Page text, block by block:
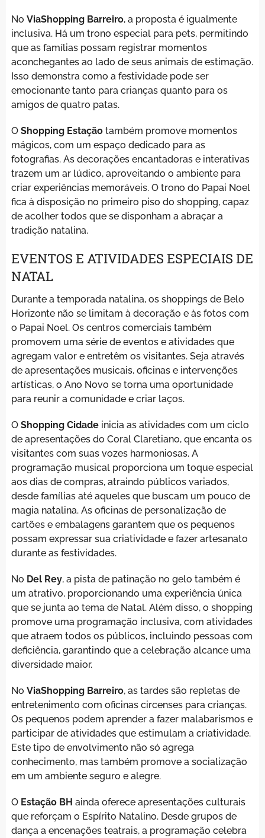
No ViaShopping Barreiro, a proposta é igualmente
inclusiva. Há um trono especial para pets, permitindo
que as famílias possam registrar momentos
aconchegantes ao lado de seus animais de estimação.
Isso demonstra como a festividade pode ser
emocionante tanto para crianças quanto para os
amigos de quatro patas.
O Shopping Estaçãotambém promove momentos
mágicos, com um espaço dedicado para as
fotografias. As decorações encantadoras e interativas
trazem um ar lúdico, aproveitando o ambiente para
criar experiências memoráveis. O trono do Papai Noel
fica à disposição no primeiro piso do shopping, capaz
de acolher todos que se disponham a abraçar a
tradição natalina.
EVENTOS E ATIVIDADES ESPECIAIS DE
NATAL
Durante a temporada natalina, os shoppings de Belo
Horizonte não se limitam à decoração e às fotos com
o Papai Noel. Os centros comerciais também
promovem uma série de eventos e atividades que
agregam valor e entretêm os visitantes. Seja através
de apresentações musicais, oficinas e intervenções
artísticas, o Ano Novo se torna uma oportunidade
para reunir a comunidade e criar laços.
O Shopping Cidadeinicia as atividades com um ciclo
de apresentações do Coral Claretiano, que encanta os
visitantes com suas vozes harmoniosas. A
programação musical proporciona um toque especial
aos dias de compras, atraindo públicos variados,
desde famílias até aqueles que buscam um pouco de
magia natalina. As oficinas de personalização de
cartões e embalagens garantem que os pequenos
possam expressar sua criatividade e fazer artesanato
durante as festividades.
No Del Rey, a pista de patinação no gelo também é
um atrativo, proporcionando uma experiência única
que se junta ao tema de Natal. Além disso, o shopping
promove uma programação inclusiva, com atividades
que atraem todos os públicos, incluindo pessoas com
deficiência, garantindo que a celebração alcance uma
diversidade maior.
No ViaShopping Barreiro, as tardes são repletas de
entretenimento com oficinas circenses para crianças.
Os pequenos podem aprender a fazer malabarismos e
participar de atividades que estimulam a criatividade.
Este tipo de envolvimento não só agrega
conhecimento, mas também promove a socialização
em um ambiente seguro e alegre.
O Estação BH ainda oferece apresentações culturais
que reforçam o Espírito Natalino. Desde grupos de
dança a encenações teatrais, a programação celebra